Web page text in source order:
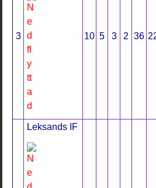
3 10 5 3 2 36
Leksands IF